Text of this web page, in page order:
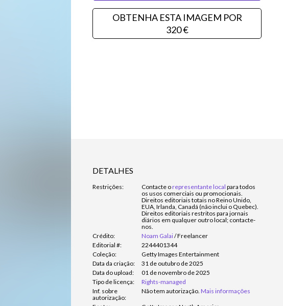
OBTENHA ESTA IMAGEM POR
320 €
DETALHES
Restrições: Contacte orepresentante local para todos
os usos comerciais ou promocionais.
Direitos editoriais totais no Reino Unido,
EUA, Irlanda, Canadá (não inclui o Quebec).
Direitos editoriais restritos para jornais
diários em qualquer outro local; contacte-
nos.
Crédito:
Noam Galai/Freelancer
Editorial #:
2244401344
Coleção:
Getty Images Entertainment
Data da criação:
31 de outubro de 2025
Data do upload:
01 de novembro de 2025
Tipo de licença:
Rights-managed
Inf. sobre
autorização:
Não tem autorização. Mais informações